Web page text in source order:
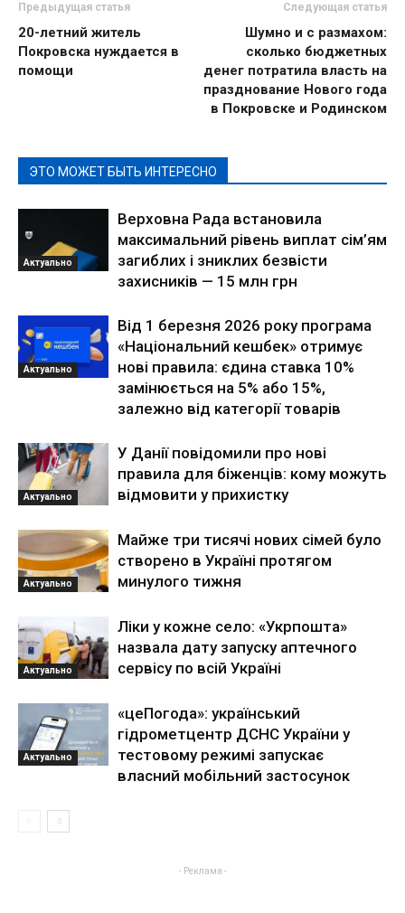
Предыдущая статья
20-летний житель
Покровска нуждается в
помощи
Следующая статья
Шумно и с размахом:
сколько бюджетных
денег потратила власть на
празднование Нового года
в Покровске и Родинском
ЭТО МОЖЕТ БЫТЬ ИНТЕРЕСНО
Актуально
Верховна Рада встановила
максимальний рівень виплат сім’ям
загиблих і зниклих безвісти
захисників — 15 млн грн
Актуально
Від 1 березня 2026 року програма
«Національний кешбек» отримує
нові правила: єдина ставка 10%
замінюється на 5% або 15%,
залежно від категорії товарів
Актуально
У Данії повідомили про нові
правила для біженців: кому можуть
відмовити у прихистку
Актуально
Майже три тисячі нових сімей було
створено в Україні протягом
минулого тижня
Актуально
Ліки у кожне село: «Укрпошта»
назвала дату запуску аптечного
сервісу по всій Україні
Актуально
«цеПогода»: український
гідрометцентр ДСНС України у
тестовому режимі запускає
власний мобільний застосунок
- Реклама -